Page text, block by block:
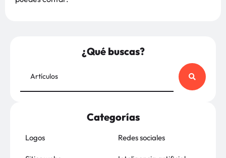
¿Qué buscas?
Categorías
Logos Redes sociales